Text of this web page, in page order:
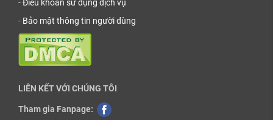
-Điều khoản sử dụng dịch vụ
- Bảo mật thông tin người dùng
LIÊN KẾT VỚI CHÚNG TÔI
Tham gia Fanpage: